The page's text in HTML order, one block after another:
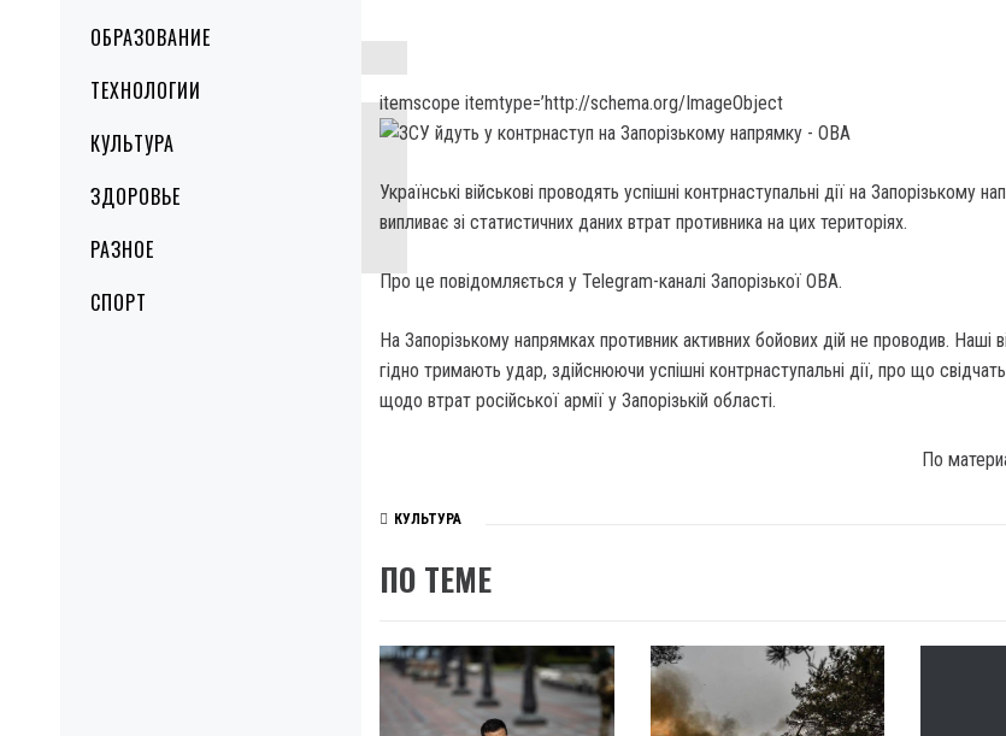
ОБРАЗОВАНИЕ
ТЕХНОЛОГИИ
КУЛЬТУРА
ЗДОРОВЬЕ
РАЗНОЕ
СПОРТ
itemscope itemtype=’http://schema.org/ImageObject
Українські військові проводять успішні контрнаступальні дії на Запорізькому
випливає зі статистичних даних втрат противника на цих територіях.
Про це повідомляється у Telegram-каналі Запорізької ОВА.
На Запорізькому напрямках противник активних бойових дій не проводив. Наші
гідно тримають удар, здійснюючи успішні контрнаступальні дії, про що свідчать
щодо втрат російської армії у Запорізькій області.
По
КУЛЬТУРА
ПО ТЕМЕ